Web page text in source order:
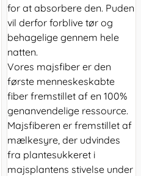
for at absorbere den. Puden
vil derfor forblive tør og
behagelige gennem hele
natten.
Vores majsfiber er den
første menneskeskabte
fiber fremstillet af en 100%
genanvendelige ressource.
Majsfiberen er fremstillet af
mælkesyre, der udvindes
fra plantesukkeret i
majsplantens stivelse under